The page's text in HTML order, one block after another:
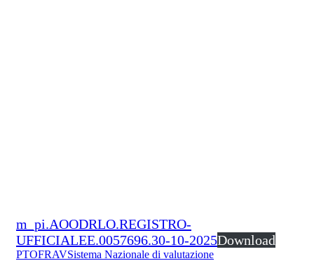
m_pi.AOODRLO.REGISTRO-
UFFICIALEE.0057696.30-10-2025Download
PTOFRAVSistema Nazionale di valutazione